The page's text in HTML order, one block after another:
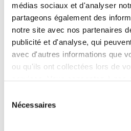
médias sociaux et d'analyser
partageons également des
notre site avec nos partenaires
publicité et d'analyse, qui
avec d'autres informations que
ou qu'ils ont collectées lors de
Nécessaires